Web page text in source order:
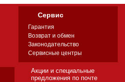
Сервис
Гарантия
Возврат и обмен
Законодательство
Сервисные центры
Акции и специальные
предложения по почте